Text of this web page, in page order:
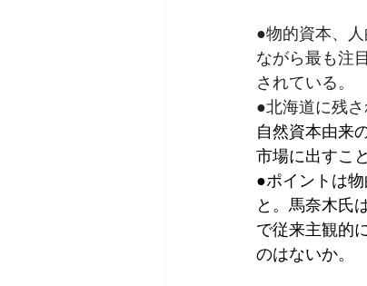
●物的資本、
ながら最も注
されている。
●北海道に残
自然資本由来
市場に出すこ
●ポイントは
と。馬奈木氏
で従来主観的
のはないか。